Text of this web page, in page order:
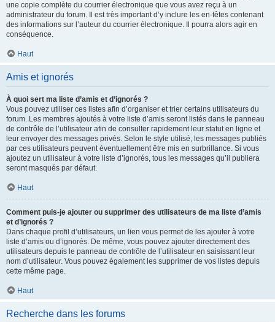
une copie complète du courrier électronique que vous avez reçu à un
administrateur du forum. Il est très important d’y inclure les en-têtes contenant
des informations sur l’auteur du courrier électronique. Il pourra alors agir en
conséquence.
Haut
Amis et ignorés
À quoi sert ma liste d’amis et d’ignorés ?
Vous pouvez utiliser ces listes afin d’organiser et trier certains utilisateurs du
forum. Les membres ajoutés à votre liste d’amis seront listés dans le panneau
de contrôle de l’utilisateur afin de consulter rapidement leur statut en ligne et
leur envoyer des messages privés. Selon le style utilisé, les messages publiés
par ces utilisateurs peuvent éventuellement être mis en surbrillance. Si vous
ajoutez un utilisateur à votre liste d’ignorés, tous les messages qu’il publiera
seront masqués par défaut.
Haut
Comment puis-je ajouter ou supprimer des utilisateurs de ma liste d’amis
et d’ignorés ?
Dans chaque profil d’utilisateurs, un lien vous permet de les ajouter à votre
liste d’amis ou d’ignorés. De même, vous pouvez ajouter directement des
utilisateurs depuis le panneau de contrôle de l’utilisateur en saisissant leur
nom d’utilisateur. Vous pouvez également les supprimer de vos listes depuis
cette même page.
Haut
Recherche dans les forums